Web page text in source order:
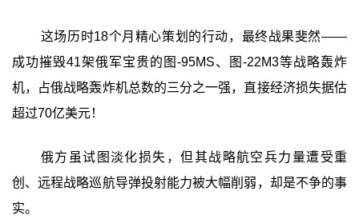
这场历时18个月精心策划的行动，最终战果斐然——
成功摧毁41架俄军宝贵的图-95MS、图-22M3等战略轰炸
机，占俄战略轰炸机总数的三分之一强，直接经济损失据估
超过70亿美元！
俄方虽试图淡化损失，但其战略航空兵力量遭受重
创、远程战略巡航导弹投射能力被大幅削弱，却是不争的事
实。